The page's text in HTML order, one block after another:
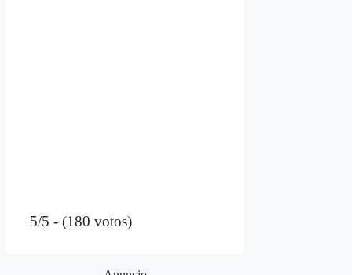
5/5 - (180 votos)